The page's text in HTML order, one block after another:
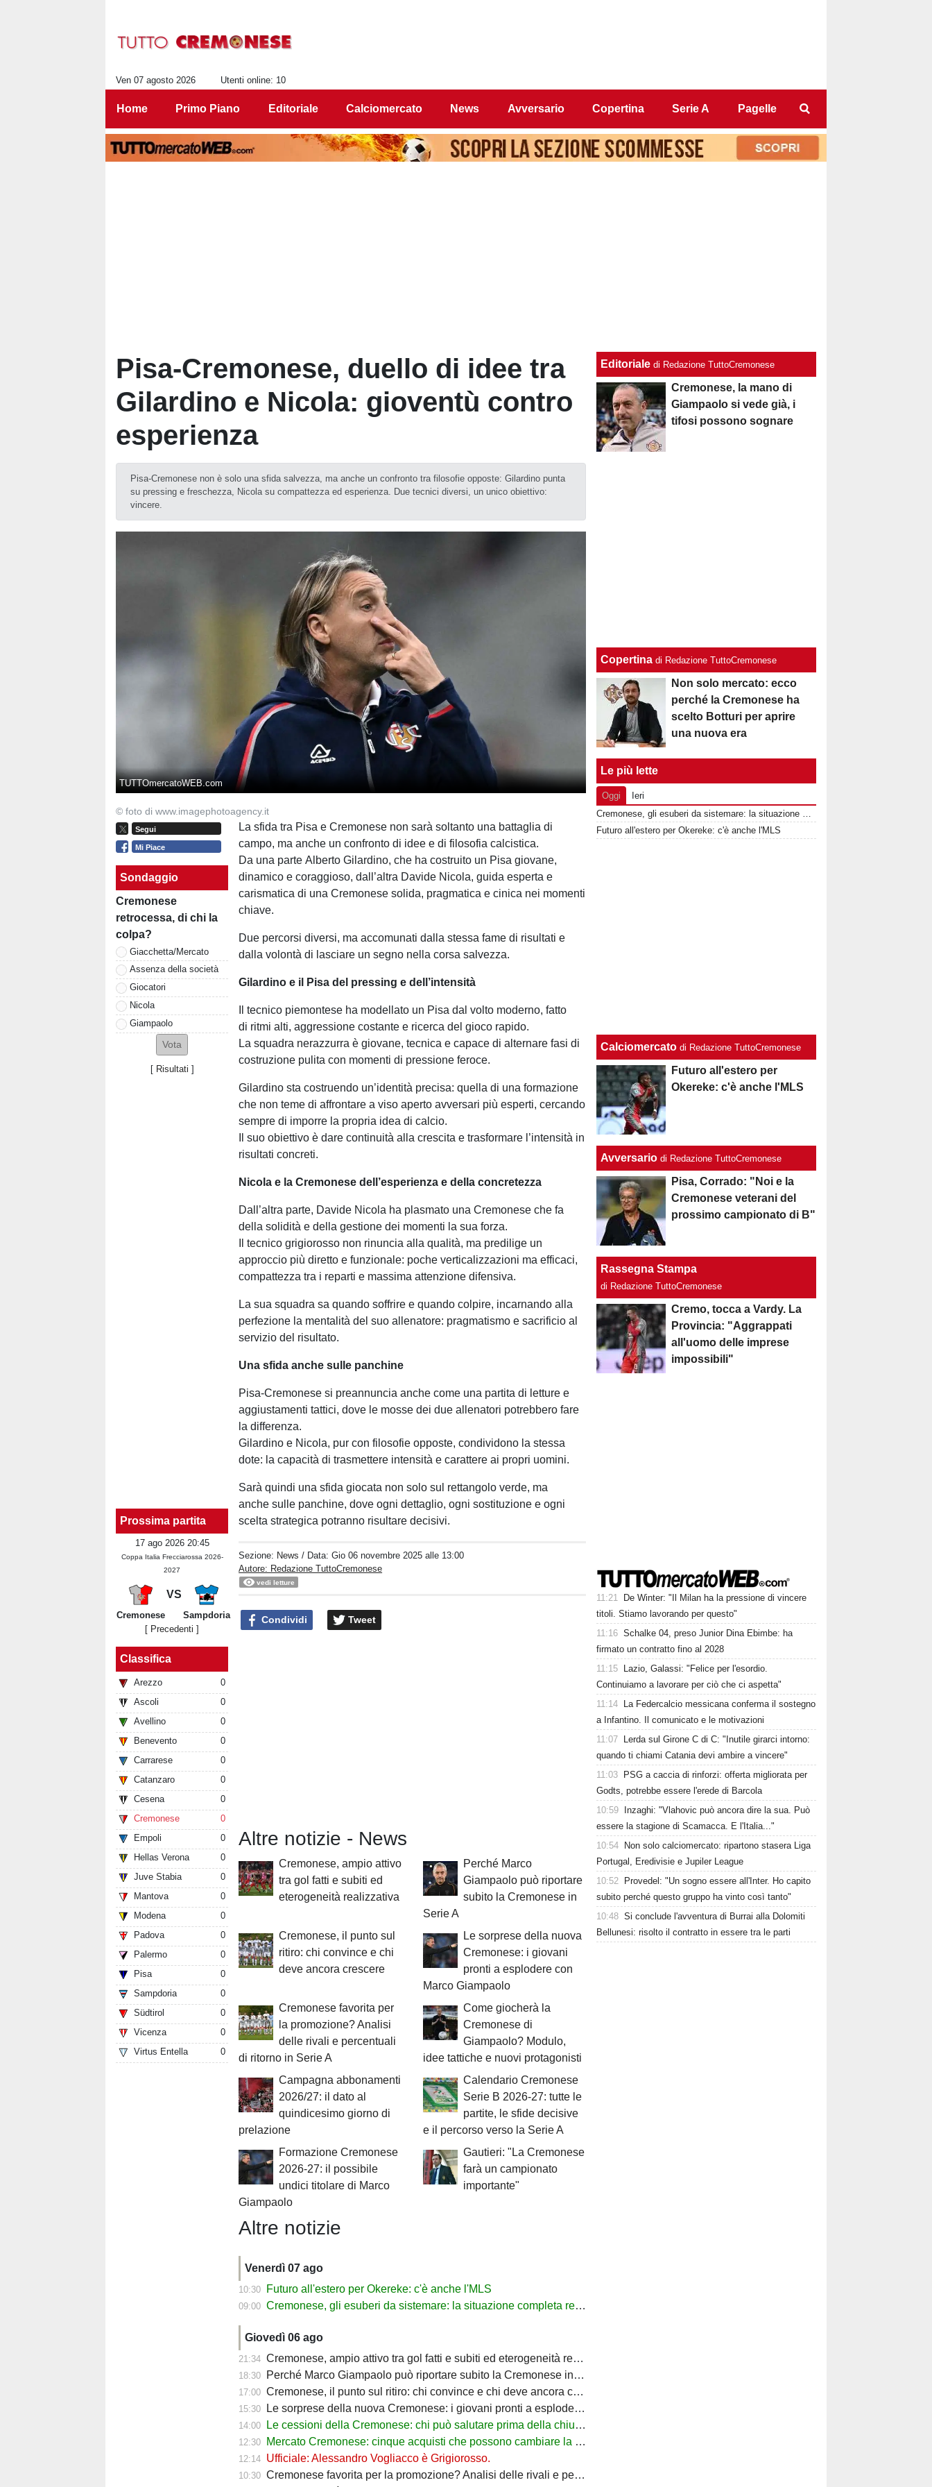
Ven 07 agosto 2026 Utenti online: 10
Home Primo Piano Editoriale Calciomercato News Avversario Copertina Serie A Pagelle
Pisa-Cremonese, duello di idee tra
Gilardino e Nicola: gioventù contro
esperienza
Pisa-Cremonese non è solo una sfida salvezza, ma anche un confronto tra filosofie opposte: Gilardino punta
su pressing e freschezza, Nicola su compattezza ed esperienza. Due tecnici diversi, un unico obiettivo:
vincere.
TUTTOmercatoWEB.com
© foto di www.imagephotoagency.it
Segui
Mi Piace
Sondaggio
Cremonese
retrocessa, di chi la
colpa?
Giacchetta/Mercato
Assenza della società
Giocatori
Nicola
Giampaolo
[ Risultati ]
Prossima partita
17 ago 2026 20:45
Coppa Italia Frecciarossa 2026-
2027
VS
Cremonese
Sampdoria
[ Precedenti ]
Classifica
Arezzo
0
Ascoli
0
Avellino
0
Benevento
0
Carrarese
0
Catanzaro
0
Cesena
0
Cremonese
0
Empoli
0
Hellas Verona
0
Juve Stabia
0
Mantova
0
Modena
0
Padova
0
Palermo
0
Pisa
0
Sampdoria
0
Südtirol
0
Vicenza
0
Virtus Entella
0
La sfida tra Pisa e Cremonese non sarà soltanto una battaglia di
campo, ma anche un confronto di idee e di filosofia calcistica.
Da una parte Alberto Gilardino, che ha costruito un Pisa giovane,
dinamico e coraggioso, dall’altra Davide Nicola, guida esperta e
carismatica di una Cremonese solida, pragmatica e cinica nei momenti
chiave.
Due percorsi diversi, ma accomunati dalla stessa fame di risultati e
dalla volontà di lasciare un segno nella corsa salvezza.
Gilardino e il Pisa del pressing e dell’intensità
Il tecnico piemontese ha modellato un Pisa dal volto moderno, fatto
di ritmi alti, aggressione costante e ricerca del gioco rapido.
La squadra nerazzurra è giovane, tecnica e capace di alternare fasi di
costruzione pulita con momenti di pressione feroce.
Gilardino sta costruendo un’identità precisa: quella di una formazione
che non teme di affrontare a viso aperto avversari più esperti, cercando
sempre di imporre la propria idea di calcio.
Il suo obiettivo è dare continuità alla crescita e trasformare l’intensità in
risultati concreti.
Nicola e la Cremonese dell’esperienza e della concretezza
Dall’altra parte, Davide Nicola ha plasmato una Cremonese che fa
della solidità e della gestione dei momenti la sua forza.
Il tecnico grigiorosso non rinuncia alla qualità, ma predilige un
approccio più diretto e funzionale: poche verticalizzazioni ma efficaci,
compattezza tra i reparti e massima attenzione difensiva.
La sua squadra sa quando soffrire e quando colpire, incarnando alla
perfezione la mentalità del suo allenatore: pragmatismo e sacrificio al
servizio del risultato.
Una sfida anche sulle panchine
Pisa-Cremonese si preannuncia anche come una partita di letture e
aggiustamenti tattici, dove le mosse dei due allenatori potrebbero fare
la differenza.
Gilardino e Nicola, pur con filosofie opposte, condividono la stessa
dote: la capacità di trasmettere intensità e carattere ai propri uomini.
Sarà quindi una sfida giocata non solo sul rettangolo verde, ma
anche sulle panchine, dove ogni dettaglio, ogni sostituzione e ogni
scelta strategica potranno risultare decisivi.
Sezione: News / Data:Gio 06 novembre 2025 alle 13:00
Autore: Redazione TuttoCremonese
vedi letture
Condividi Tweet
Altre notizie - News
Cremonese, ampio attivo
tra gol fatti e subiti ed
eterogeneità realizzativa
Perché Marco
Giampaolo può riportare
subito la Cremonese in
Serie A
Cremonese, il punto sul
ritiro: chi convince e chi
deve ancora crescere
Le sorprese della nuova
Cremonese: i giovani
pronti a esplodere con
Marco Giampaolo
Cremonese favorita per
la promozione? Analisi
delle rivali e percentuali
di ritorno in Serie A
Come giocherà la
Cremonese di
Giampaolo? Modulo,
idee tattiche e nuovi protagonisti
Campagna abbonamenti
2026/27: il dato al
quindicesimo giorno di
prelazione
Calendario Cremonese
Serie B 2026-27: tutte le
partite, le sfide decisive
e il percorso verso la Serie A
Formazione Cremonese
2026-27: il possibile
undici titolare di Marco
Giampaolo
Gautieri: "La Cremonese
farà un campionato
importante"
Altre notizie
Venerdì 07 ago
10:30 Futuro all'estero per Okereke: c'è anche l'MLS
09:00 Cremonese, gli esuberi da sistemare: la situazione completa reparto per reparto
Giovedì 06 ago
21:34 Cremonese, ampio attivo tra gol fatti e subiti ed eterogeneità realizzativa
18:30 Perché Marco Giampaolo può riportare subito la Cremonese in Serie A
17:00 Cremonese, il punto sul ritiro: chi convince e chi deve ancora crescere
15:30 Le sorprese della nuova Cremonese: i giovani pronti a esplodere con Marco Giampaolo
14:00 Le cessioni della Cremonese: chi può salutare prima della chiusura del mercato
12:30 Mercato Cremonese: cinque acquisti che possono cambiare la stagione dei grigiorossi
12:14 Ufficiale: Alessandro Vogliacco è Grigiorosso.
10:30 Cremonese favorita per la promozione? Analisi delle rivali e percentuali di ritorno in Serie A
Editoriale di Redazione TuttoCremonese
Cremonese, la mano di
Giampaolo si vede già, i
tifosi possono sognare
Copertina di Redazione TuttoCremonese
Non solo mercato: ecco
perché la Cremonese ha
scelto Botturi per aprire
una nuova era
Le più lette
Oggi
Ieri
Cremonese, gli esuberi da sistemare: la situazione completa reparto per reparto
Futuro all'estero per Okereke: c'è anche l'MLS
Calciomercato di Redazione TuttoCremonese
Futuro all'estero per
Okereke: c'è anche l'MLS
Avversario di Redazione TuttoCremonese
Pisa, Corrado: "Noi e la
Cremonese veterani del
prossimo campionato di B"
Rassegna Stampa
di Redazione TuttoCremonese
Cremo, tocca a Vardy. La
Provincia: "Aggrappati
all'uomo delle imprese
impossibili"
11:21
De Winter: "Il Milan ha la pressione di vincere
titoli. Stiamo lavorando per questo"
11:16 Schalke 04, preso Junior Dina Ebimbe: ha
firmato un contratto fino al 2028
11:15
Lazio, Galassi: "Felice per l'esordio.
Continuiamo a lavorare per ciò che ci aspetta"
11:14
La Federcalcio messicana conferma il sostegno
a Infantino. Il comunicato e le motivazioni
11:07
Lerda sul Girone C di C: "Inutile girarci intorno:
quando ti chiami Catania devi ambire a vincere"
11:03
PSG a caccia di rinforzi: offerta migliorata per
Godts, potrebbe essere l'erede di Barcola
10:59
Inzaghi: "Vlahovic può ancora dire la sua. Può
essere la stagione di Scamacca. E l'Italia..."
10:54
Non solo calciomercato: ripartono stasera Liga
Portugal, Eredivisie e Jupiler League
10:52
Provedel: "Un sogno essere all'Inter. Ho capito
subito perché questo gruppo ha vinto così tanto"
10:48 Si conclude l'avventura di Burrai alla Dolomiti
Bellunesi: risolto il contratto in essere tra le parti